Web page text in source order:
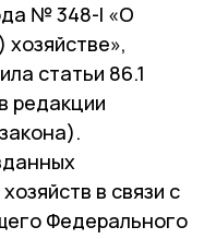
№ 348-I «О
статьи 86.1
редакции
в связи с
Федерального